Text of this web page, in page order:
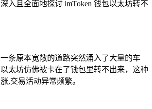
入且全面地探讨 imToken 钱包以太坊转不
条原本宽敞的道路突然涌入了大量的车
太坊仿佛被卡在了钱包里转不出来，这种
,交易活动异常频繁。